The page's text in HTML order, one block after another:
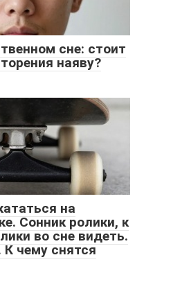
сне: стоит
наяву?
на
Cонник ролики, к
во сне видеть.
чему снятся